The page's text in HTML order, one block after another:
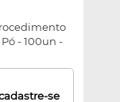
- 100un -
se